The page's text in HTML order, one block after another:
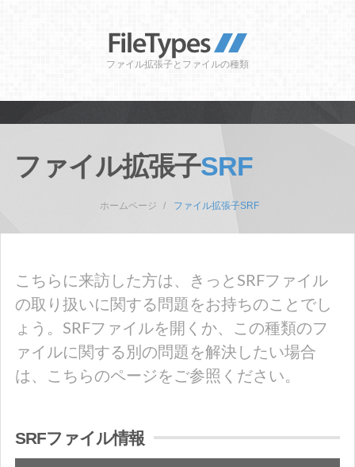
ファイル拡張子とファイルの種類
ファイル拡張子SRF
ホームページ ファイル拡張子SRF
こちらに来訪した方は、きっとSRFファイル
の取り扱いに関する問題をお持ちのことでし
ょう。SRFファイルを開くか、この種類のフ
ァイルに関する別の問題を解決したい場合
は、こちらのページをご参照ください。
SRFファイル情報